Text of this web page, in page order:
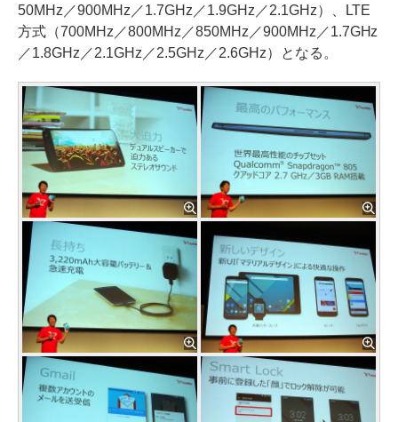
50MHz／900MHz／1.7GHz／1.9GHz／2.1GHz）、LTE
方式（700MHz／800MHz／850MHz／900MHz／1.7GHz
／1.8GHz／2.1GHz／2.5GHz／2.6GHz）となる。